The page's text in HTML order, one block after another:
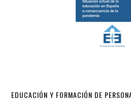
EDUCACIÓN Y FORMACIÓN DE